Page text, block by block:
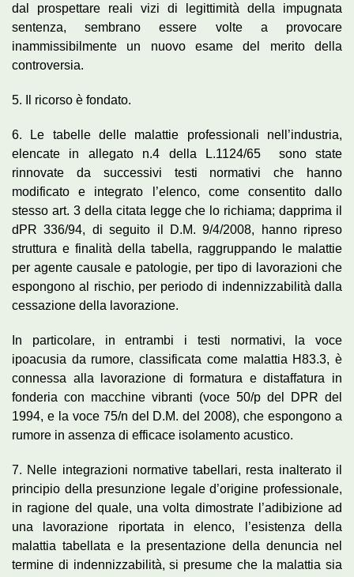
dal prospettare reali vizi di legittimità della impugnata
sentenza, sembrano essere volte a provocare
inammissibilmente un nuovo esame del merito della
controversia.
5. Il ricorso è fondato.
6. Le tabelle delle malattie professionali nell’industria,
elencate in allegato n.4 della L.1124/65 sono state
rinnovate da successivi testi normativi che hanno
modificato e integrato l’elenco, come consentito dallo
stesso art. 3 della citata legge che lo richiama; dapprima il
dPR 336/94, di seguito il D.M. 9/4/2008, hanno ripreso
struttura e finalità della tabella, raggruppando le malattie
per agente causale e patologie, per tipo di lavorazioni che
espongono al rischio, per periodo di indennizzabilità dalla
cessazione della lavorazione.
In particolare, in entrambi i testi normativi, la voce
ipoacusia da rumore, classificata come malattia H83.3, è
connessa alla lavorazione di formatura e distaffatura in
fonderia con macchine vibranti (voce 50/p del DPR del
1994, e la voce 75/n del D.M. del 2008), che espongono a
rumore in assenza di efficace isolamento acustico.
7. Nelle integrazioni normative tabellari, resta inalterato il
principio della presunzione legale d’origine professionale,
in ragione del quale, una volta dimostrate l’adibizione ad
una lavorazione riportata in elenco, l’esistenza della
malattia tabellata e la presentazione della denuncia nel
termine di indennizzabilità, si presume che la malattia sia